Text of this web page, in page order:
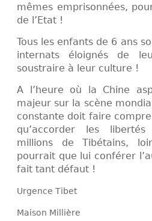
mêmes emprisonnées,
de l’Etat !
Tous les enfants de 6 ans
internats éloignés de
soustraire à leur culture !
A l’heure où la Chine
majeur sur la scène
constante doit faire
qu’accorder les
millions de Tibétains,
pourrait que lui conférer
fait tant défaut !
Urgence Tibet
Maison Millière